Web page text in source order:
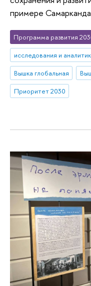
примере
Программа развития
исследования и
Вышка глобальная
Приоритет 2030